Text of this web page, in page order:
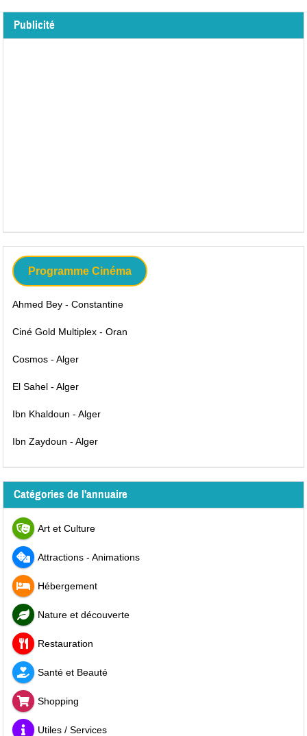
Publicité
Programme Cinéma
Ahmed Bey - Constantine
Ciné Gold Multiplex - Oran
Cosmos - Alger
El Sahel - Alger
Ibn Khaldoun - Alger
Ibn Zaydoun - Alger
Catégories de l'annuaire
Art et Culture
Attractions - Animations
Hébergement
Nature et découverte
Restauration
Santé et Beauté
Shopping
Utiles / Services